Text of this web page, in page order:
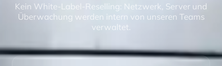
Kein White-Label-Reselling: Netzwerk, Server und
Überwachung werden intern von unseren Teams
verwaltet.